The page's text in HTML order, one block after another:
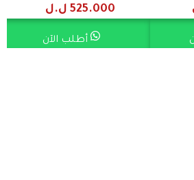
525.000 ل.ل
أطلب الآن